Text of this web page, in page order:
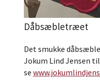
Dåbsæbletræet
Det smukke
Jokum Lind Jensen til
se